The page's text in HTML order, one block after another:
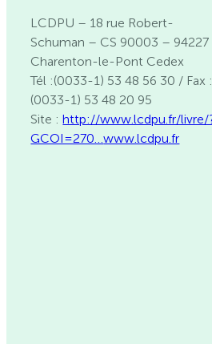
LCDPU – 18 rue Robert-
Schuman – CS 90003 – 94227
Charenton-le-Pont Cedex
Tél :(0033-1) 53 48 56 30 / Fax
(0033-1) 53 48 20 95
Site :http://www.lcdpu.fr/livre/
GCOI=270…www.lcdpu.fr